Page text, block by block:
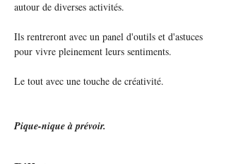
autour de diverses activités.
Ils rentreront avec un panel d'outils et d'astuces
pour vivre pleinement leurs sentiments.
Le tout avec une touche de créativité.
Pique-nique à prévoir.